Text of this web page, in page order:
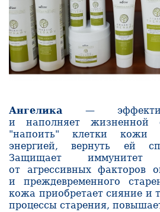
Ангелика —
и наполняет жизненной
"напоить" клетки кожи
энергией, вернуть ей
Защищает
от агрессивных факторов
и преждевременного
кожа приобретает сияние и
процессы старения,